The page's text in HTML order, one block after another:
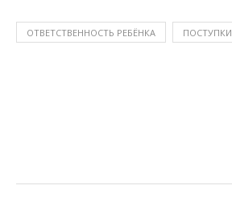
ОТВЕТСТВЕННОСТЬ РЕБЁНКА ПОСТУПКИ